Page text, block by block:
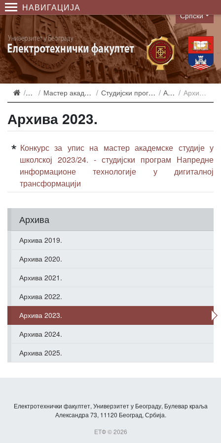
НАВИГАЦИЈА
Language
Српски
Упис Мастер академске студије Студијски програм НИТ у ДТ Архива Архива 2023.
Архива
Архива 2019.
Архива 2020.
Архива 2021.
Архива 2022.
Архива 2023.
Архива 2024.
Архива 2025.
Архива 2023.
Конкурс за упис на мастер академске студије у
школској 2023/24. - студијски програм Напредне
информационе технологије у дигиталној
трансформацији
Електротехнички факултет, Универзитет у Београду, Булевар краља
Александра 73, 11120 Београд, Србија.
ЕТФ © 2026